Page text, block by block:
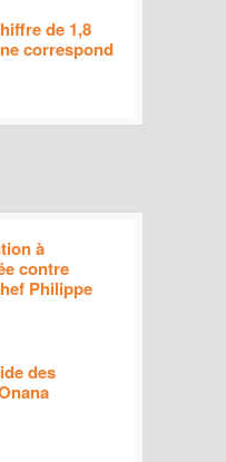
de 1,8
correspond
à
contre
Philippe
des